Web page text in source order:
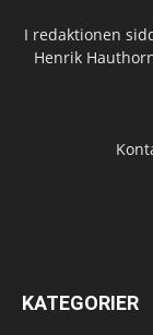
I redaktionen
Henrik
KATEGORIER